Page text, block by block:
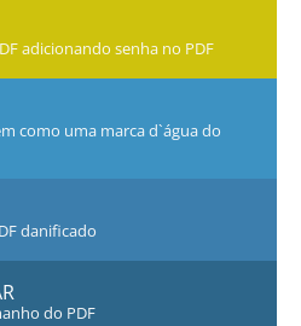
adicionando senha no PDF
como uma marca d`água do
danificado
do PDF